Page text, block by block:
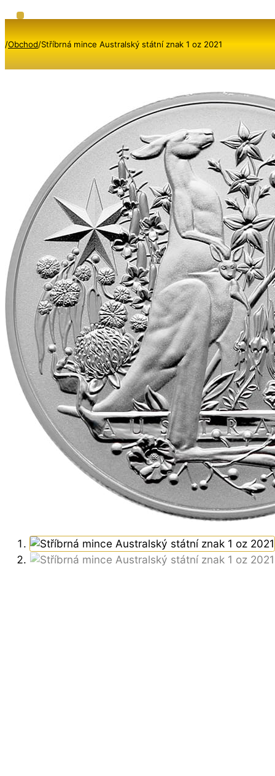
/Obchod/Stříbrná mince Australský státní znak 1 oz 2021